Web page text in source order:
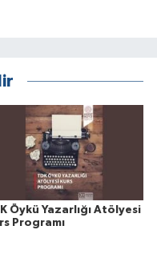
Öykü Yazarlığı Atölyesi
Programı